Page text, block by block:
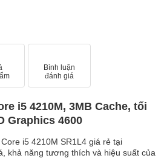
Bình luận
đánh giá
i5 4210M, 3MB Cache, tối
Graphics 4600
i5 4210M SR1L4 giá rẻ tại
khả năng tương thích và hiệu suất của